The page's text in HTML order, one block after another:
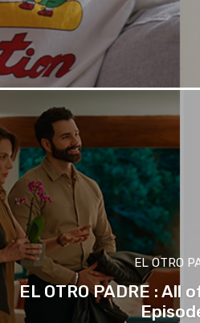
EL OTRO
EL OTRO PADRE : All